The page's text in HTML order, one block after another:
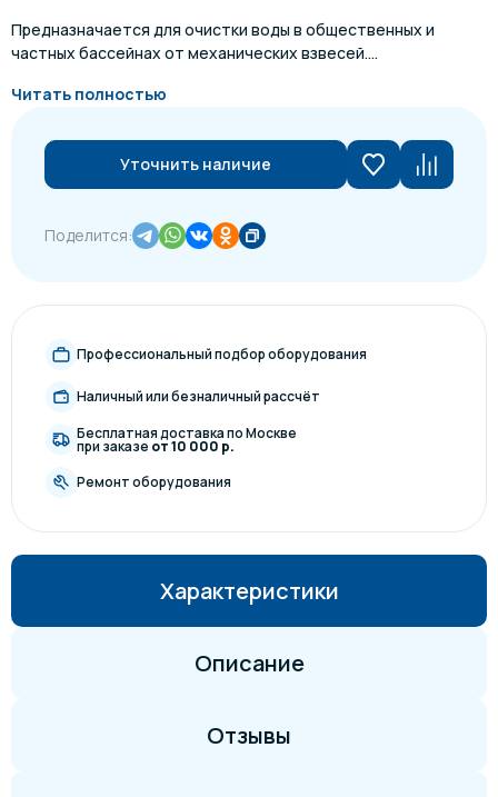
Предназначается для очистки воды в общественных и
частных бассейнах от механических взвесей....
Читать полностью
Уточнить наличие
Поделится:
Профессиональный подбор оборудования
Наличный или безналичный рассчёт
Бесплатная доставка по Москве
при заказе от 10 000 р.
Ремонт оборудования
Характеристики
Описание
Отзывы